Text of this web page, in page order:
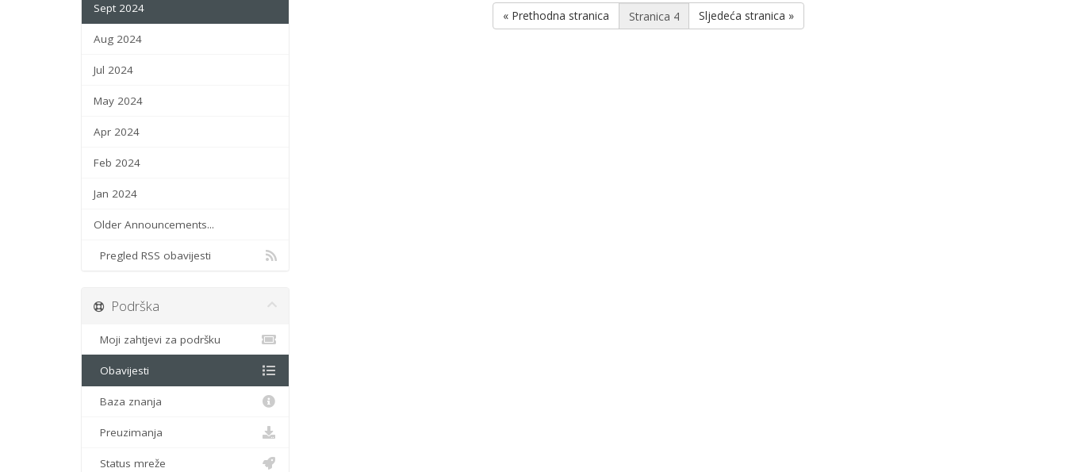
Sept 2024
Aug 2024
Jul 2024
May 2024
Apr 2024
Feb 2024
Jan 2024
Older Announcements...
Pregled RSS obavijesti
« Prethodna stranica Sljedeća stranica »
Podrška
Moji zahtjevi za podršku
Obavijesti
Baza znanja
Preuzimanja
Status mreže